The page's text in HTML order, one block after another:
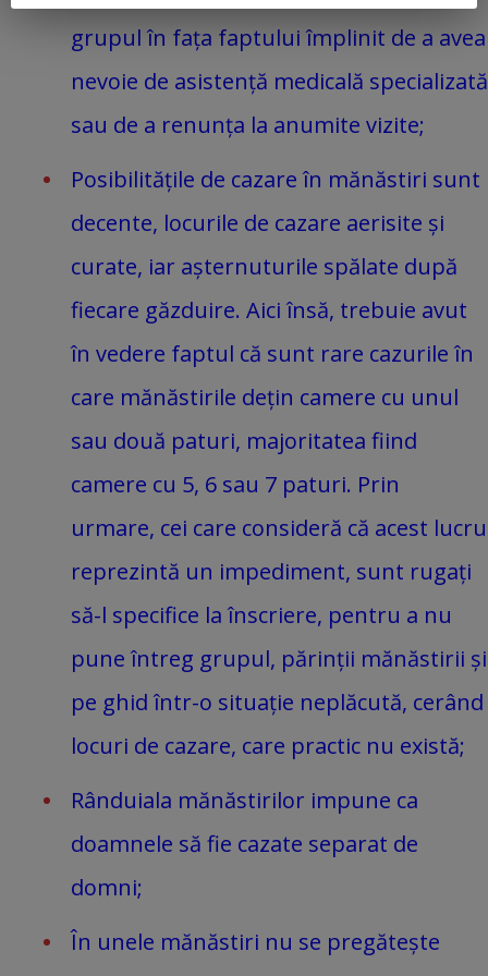
grupul în fața faptului împlinit de a avea
nevoie de asistență medicală specializată
sau de a renunța la anumite vizite;
Posibilitățile de cazare în mănăstiri sunt
decente, locurile de cazare aerisite și
curate, iar așternuturile spălate după
fiecare găzduire. Aici însă, trebuie avut
în vedere faptul că sunt rare cazurile în
care mănăstirile dețin camere cu unul
sau două paturi, majoritatea fiind
camere cu 5, 6 sau 7 paturi. Prin
urmare, cei care consideră că acest lucru
reprezintă un impediment, sunt rugați
să-l specifice la înscriere, pentru a nu
pune întreg grupul, părinții mănăstirii și
pe ghid într-o situație neplăcută, cerând
locuri de cazare, care practic nu există;
Rânduiala mănăstirilor impune ca
doamnele să fie cazate separat de
domni;
În unele mănăstiri nu se pregătește